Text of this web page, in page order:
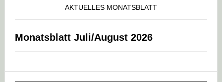
AKTUELLES MONATSBLATT
Monatsblatt Juli/August 2026